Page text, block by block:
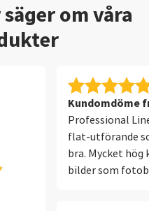
om våra
Kundomdöme
Professional
flat-utförande
bra. Mycket hög
bilder som